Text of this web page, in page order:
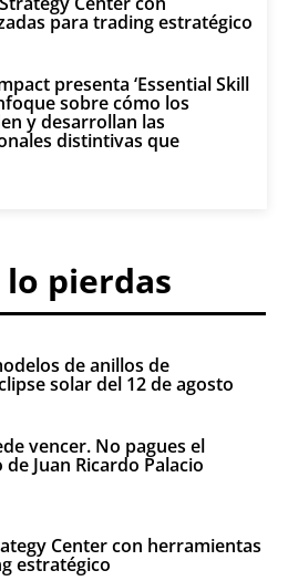
para trading estratégico
presenta ‘Essential Skill
sobre cómo los
y desarrollan las
distintivas que
pierdas
de anillos de
solar del 12 de agosto
vencer. No pagues el
Juan Ricardo Palacio
Center con herramientas
estratégico